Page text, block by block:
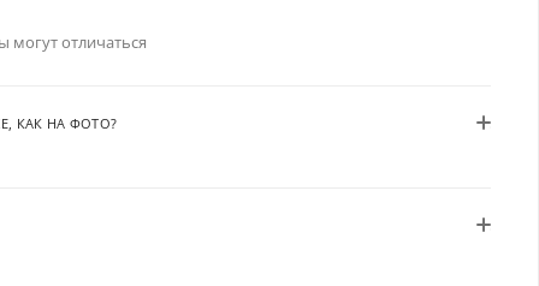
могут отличаться
КАК НА ФОТО?